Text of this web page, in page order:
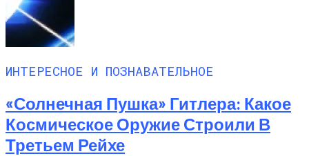
ИНТЕРЕСНОЕ И ПОЗНАВАТЕЛЬНОЕ
«Солнечная Пушка» Гитлера: Какое
Космическое Оружие Строили В
Третьем Рейхе